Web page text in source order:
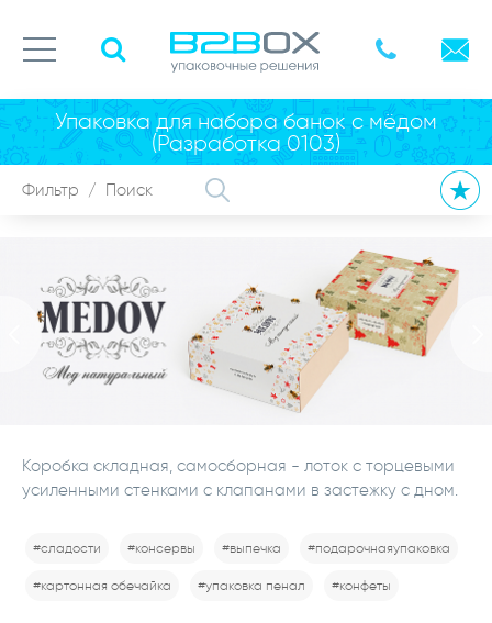
Упаковка для набора банок с мёдом
(Разработка 0103)
Коробка складная, самосборная - лоток с торцевыми
усиленными стенками с клапанами в застежку с дном.
#сладости #консервы #выпечка #подарочнаяупаковка
#картонная обечайка #упаковка пенал #конфеты